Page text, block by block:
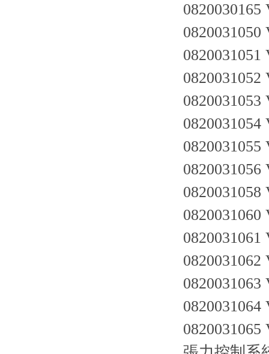
0820030165
0820031050
0820031051
0820031052
0820031053
0820031054
0820031055
0820031056
0820031058
0820031060
0820031061
0820031062
0820031063
0820031064
0820031065